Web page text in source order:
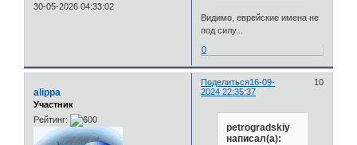
30-05-2026 04:33:02
Видимо, еврейские имена не
под силу...
0
Поделиться 10
16-09-
2024 22:35:37
alippa
Участник
Рейтинг:
petrogradskiy
написал(а):